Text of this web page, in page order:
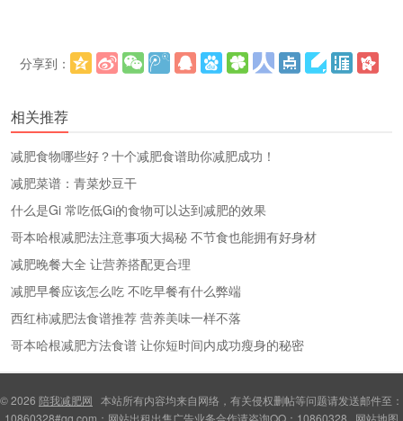
分享到：
相关推荐
减肥食物哪些好？十个减肥食谱助你减肥成功！
减肥菜谱：青菜炒豆干
什么是Gi 常吃低Gi的食物可以达到减肥的效果
哥本哈根减肥法注意事项大揭秘 不节食也能拥有好身材
减肥晚餐大全 让营养搭配更合理
减肥早餐应该怎么吃 不吃早餐有什么弊端
西红柿减肥法食谱推荐 营养美味一样不落
哥本哈根减肥方法食谱 让你短时间内成功瘦身的秘密
© 2026 陪我减肥网 本站所有内容均来自网络，有关侵权删帖等问题请发送邮件至：
10860328#qq.com；网站出租出售广告业务合作请咨询QQ：10860328 网站地图